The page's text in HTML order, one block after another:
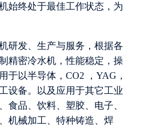
始终处于最佳工作状态，为
研发、生产与服务，根据各
精密冷水机，性能稳定，操
于以半导体，CO2 ，YAG，
设备。以及应用于其它工业
食品、饮料、塑胶、电子、
机械加工、特种铸造、焊